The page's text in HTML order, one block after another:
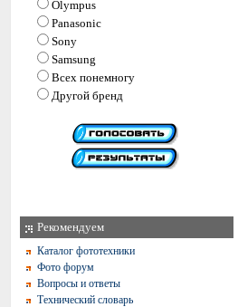
Olympus
Panasonic
Sony
Samsung
Всех понемногу
Другой бренд
Рекомендуем
Каталог фототехники
Фото форум
Вопросы и ответы
Технический словарь